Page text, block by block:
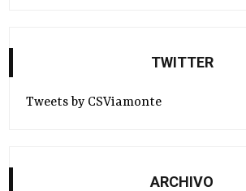
TWITTER
Tweets by CSViamonte
ARCHIVO